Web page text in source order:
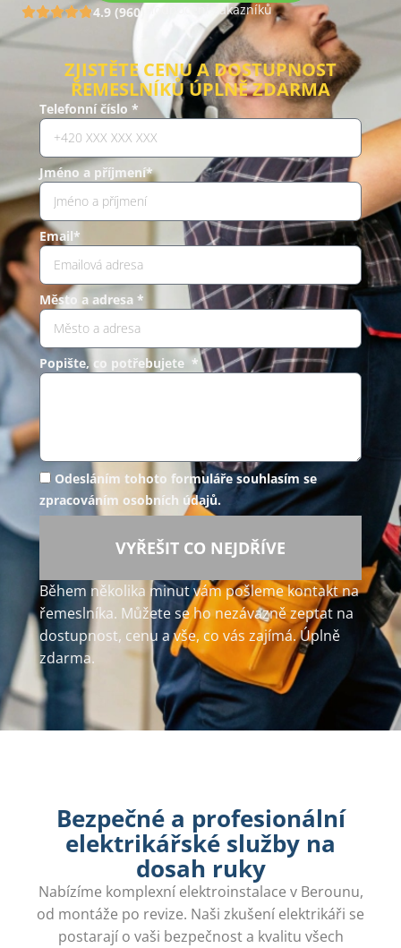
4.9 (960) Hodnocení zákazníků
ZJISTĚTE CENU A DOSTUPNOST
ŘEMESLNÍKŮ ÚPLNĚ ZDARMA
Telefonní číslo *
Jméno a příjmení*
Email*
Město a adresa *
Popište, co potřebujete *
Odesláním tohoto formuláře souhlasím se
zpracováním osobních údajů.
VYŘEŠIT CO NEJDŘÍVE
Během několika minut vám pošleme kontakt na
řemeslníka. Můžete se ho nezávazně zeptat na
dostupnost, cenu a vše, co vás zajímá. Úplně
zdarma.
Bezpečné a profesionální
elektrikářské služby na
dosah ruky
Nabízíme komplexní elektroinstalace v Berounu,
od montáže po revize. Naši zkušení elektrikáři se
postarají o vaši bezpečnost a kvalitu všech